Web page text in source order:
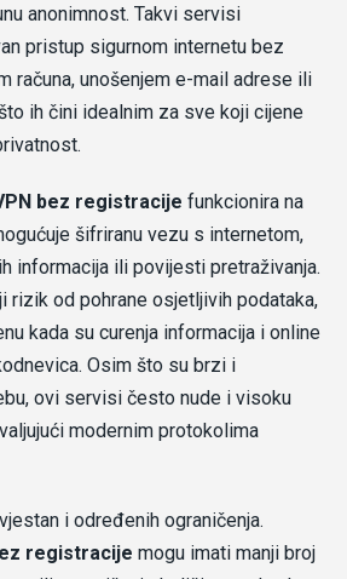
anonimnost. Takvi servisi
pristup sigurnom internetu bez
računa, unošenjem e-mail adrese ili
ih čini idealnim za sve koji cijene
bez registracije funkcionira na
šifriranu vezu s internetom,
informacija ili povijesti pretraživanja.
rizik od pohrane osjetljivih podataka,
kada su curenja informacija i online
Osim što su brzi i
ovi servisi često nude i visoku
modernim protokolima
i određenih ograničenja.
registracije mogu imati manji broj